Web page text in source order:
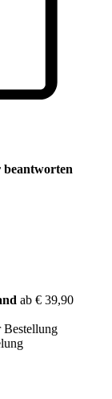
beantworten
ab € 39,90
Bestellung